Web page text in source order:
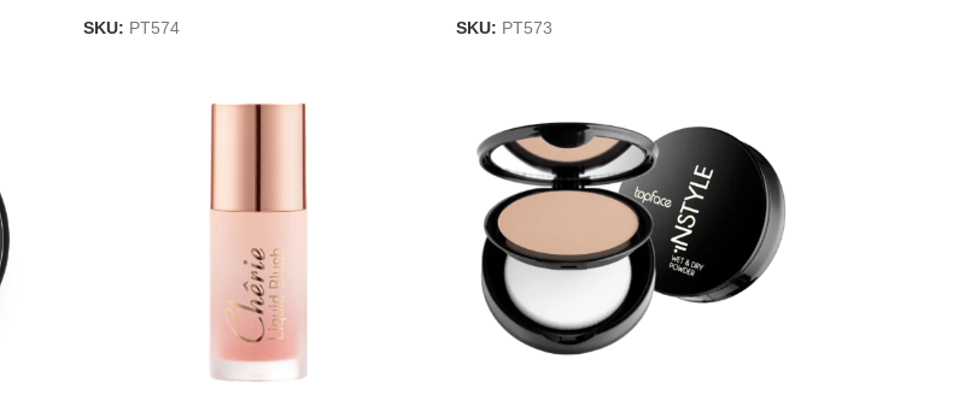
SKU: PT574 SKU: PT573